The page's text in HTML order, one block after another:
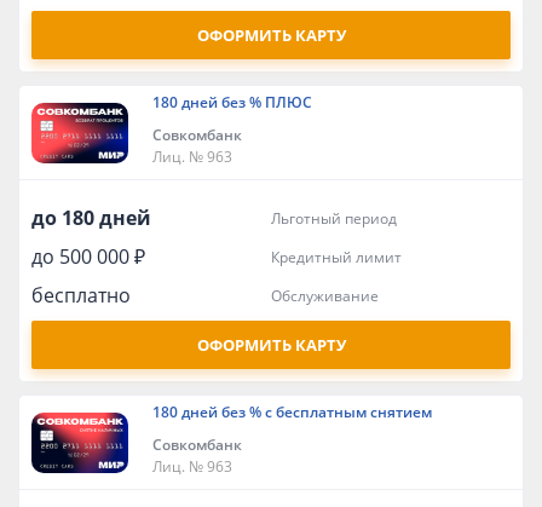
ОФОРМИТЬ КАРТУ
180 дней без % ПЛЮС
Совкомбанк
Лиц. № 963
до 180 дней льготный период
до 500 000 ₽ кредитный лимит
бесплатно обслуживание
ОФОРМИТЬ КАРТУ
180 дней без % с бесплатным снятием
Совкомбанк
Лиц. № 963